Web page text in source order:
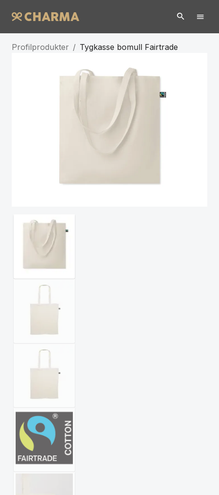
Profilprodukter / Tygkasse bomull Fairtrade